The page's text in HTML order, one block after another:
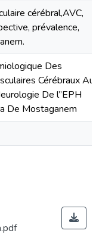
cérébral,AVC,
prévalence,
Des
Cérébraux Au
De l’’EPH
De Mostaganem